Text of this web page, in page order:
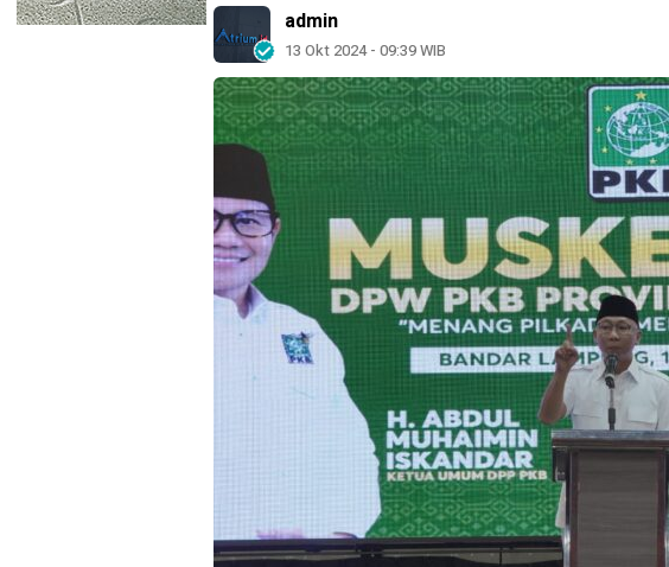
admin
13 Okt 2024 - 09:39 WIB